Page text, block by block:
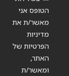
הטופס אני
מאשר/ת את
מדיניות
הפרטיות של
האתר,
ומאשר/ת